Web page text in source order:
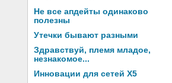
Не все апдейты одинаково
полезны
Утечки бывают разными
Здравствуй, племя младое,
незнакомое...
Инновации для сетей X5